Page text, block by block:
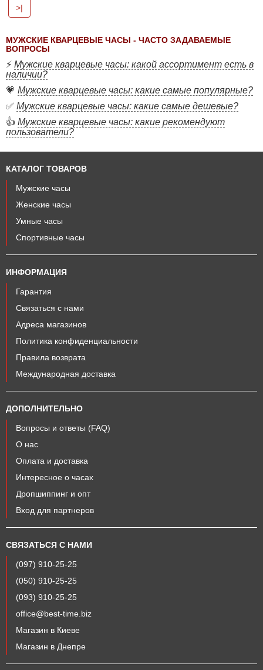
МУЖСКИЕ КВАРЦЕВЫЕ ЧАСЫ - ЧАСТО ЗАДАВАЕМЫЕ
ВОПРОСЫ
⚡ Мужские кварцевые часы: какой ассортимент есть в
наличии?
💗 Мужские кварцевые часы: какие самые популярные?
✅ Мужские кварцевые часы: какие самые дешевые?
👍 Мужские кварцевые часы: какие рекомендуют
пользователи?
>|
КАТАЛОГ ТОВАРОВ
Мужские часы
Женские часы
Умные часы
Спортивные часы
ИНФОРМАЦИЯ
Гарантия
Связаться с нами
Адреса магазинов
Политика конфиденциальности
Правила возврата
Международная доставка
ДОПОЛНИТЕЛЬНО
Вопросы и ответы (FAQ)
О нас
Оплата и доставка
Интересное о часах
Дропшиппинг и опт
Вход для партнеров
СВЯЗАТЬСЯ С НАМИ
(097) 910-25-25
(050) 910-25-25
(093) 910-25-25
office@best-time.biz
Магазин в Киеве
Магазин в Днепре